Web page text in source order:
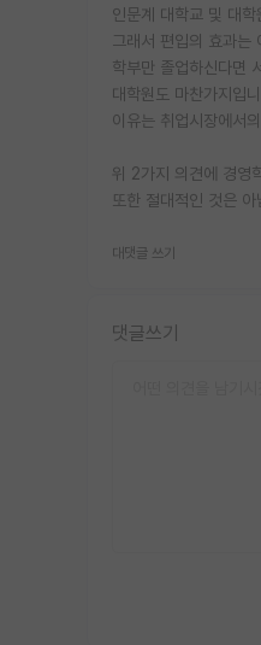
인문계 대학교 및 대
그래서 편입의 효과는
학부만 졸업하신다면
대학원도 마찬가지입
이유는 취업시장에서
위 2가지 의견에 경영
또한 절대적인 것은
대댓글 쓰기
댓글쓰기